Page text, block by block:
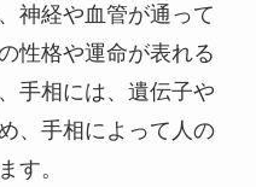
神経や血管が通って
性格や運命が表れる
手相には、遺伝子や
、手相によって人の
す。